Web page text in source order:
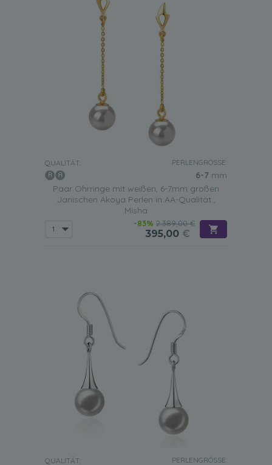
QUALITÄT: PERLENGRÖSSE:
6-7 mm
Paar Ohrringe mit weißen, 6-7mm großen
Janischen Akoya Perlen in AA-Qualität ,
Misha
-83% 2.389,00 €
395,00 €
QUALITÄT: PERLENGRÖSSE: